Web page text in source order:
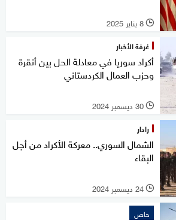
l 8 يناير 2025
غرفة الأخبار
أكراد سوريا في معادلة الحل بين أنقرة
وحزب العمال الكردستاني
l 30 ديسمبر 2024
رادار
الشمال السوري.. معركة الأكراد من أجل
البقاء
l 24 ديسمبر 2024
خاص